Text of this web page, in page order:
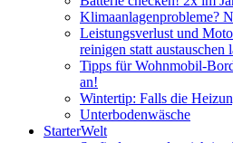
Klimaanlagenprobleme?
Leistungsverlust und
reinigen statt austauschen
Tipps für Wohnmobil-
an!
Wintertip: Falls die
Unterbodenwäsche
StarterWelt